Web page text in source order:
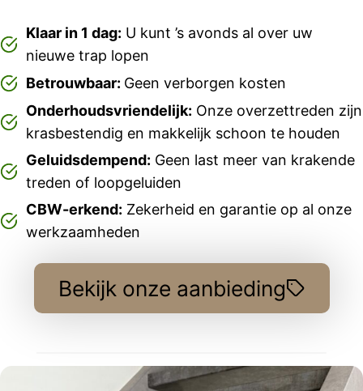
Klaar in 1 dag: U kunt ’s avonds al over uw
nieuwe trap lopen
Betrouwbaar: Geen verborgen kosten
Onderhoudsvriendelijk: Onze overzettreden zijn
krasbestendig en makkelijk schoon te houden
Geluidsdempend: Geen last meer van krakende
treden of loopgeluiden
CBW-erkend: Zekerheid en garantie op al onze
werkzaamheden
Bekijk onze aanbieding